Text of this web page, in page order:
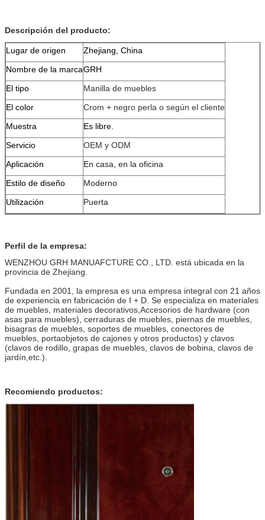
Descripción del producto:
Lugar de origen
Zhejiang, China
Nombre de la marcaGRH
El tipo
Manilla de muebles
El color
Crom + negro perla o según el cliente
Muestra
Es libre.
Servicio
OEM y ODM
Aplicación
En casa, en la oficina
Estilo de diseño
Moderno
Utilización
Puerta
Perfil de la empresa:
WENZHOU GRH MANUAFCTURE CO., LTD. está ubicada en la
provincia de Zhejiang.
Fundada en 2001, la empresa es una empresa integral con 21 años
de experiencia en fabricación de I + D. Se especializa en materiales
de muebles, materiales decorativos,Accesorios de hardware (con
asas para muebles), cerraduras de muebles, piernas de muebles,
bisagras de muebles, soportes de muebles, conectores de
muebles, portaobjetos de cajones y otros productos) y clavos
(clavos de rodillo, grapas de muebles, clavos de bobina, clavos de
jardín,etc.).
Recomiendo productos: